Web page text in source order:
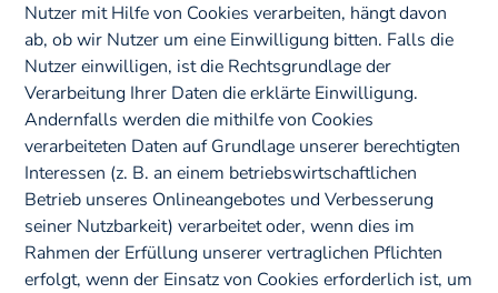
Nutzer mit Hilfe von Cookies verarbeiten, hängt davon
ab, ob wir Nutzer um eine Einwilligung bitten. Falls die
Nutzer einwilligen, ist die Rechtsgrundlage der
Verarbeitung Ihrer Daten die erklärte Einwilligung.
Andernfalls werden die mithilfe von Cookies
verarbeiteten Daten auf Grundlage unserer berechtigten
Interessen (z. B. an einem betriebswirtschaftlichen
Betrieb unseres Onlineangebotes und Verbesserung
seiner Nutzbarkeit) verarbeitet oder, wenn dies im
Rahmen der Erfüllung unserer vertraglichen Pflichten
erfolgt, wenn der Einsatz von Cookies erforderlich ist, um